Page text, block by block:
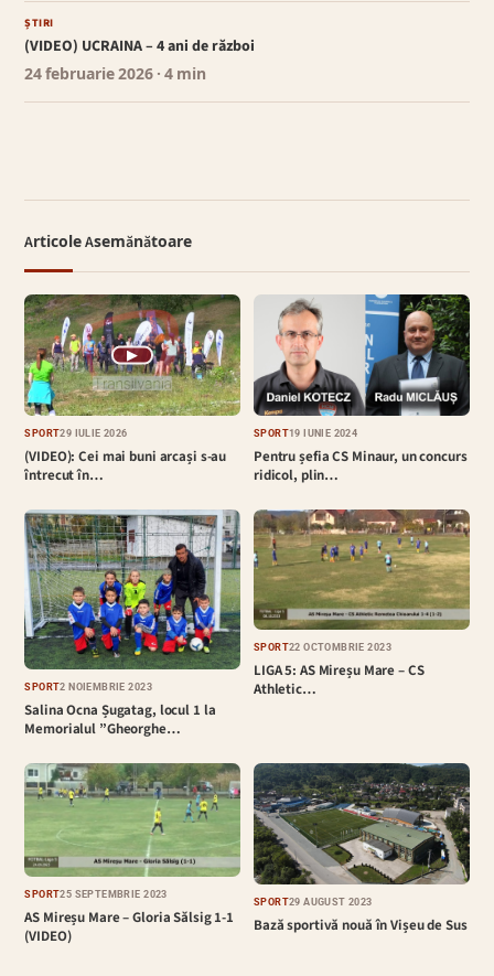
ȘTIRI
(VIDEO) UCRAINA – 4 ani de război
24 februarie 2026 · 4 min
Articole Asemănătoare
▶
SPORT29 IULIE 2026
(VIDEO): Cei mai buni arcași s-au
întrecut în…
SPORT19 IUNIE 2024
Pentru șefia CS Minaur, un concurs
ridicol, plin…
SPORT2 NOIEMBRIE 2023
Salina Ocna Șugatag, locul 1 la
Memorialul ”Gheorghe…
SPORT22 OCTOMBRIE 2023
LIGA 5: AS Mireșu Mare – CS
Athletic…
SPORT25 SEPTEMBRIE 2023
AS Mireșu Mare – Gloria Sălsig 1-1
(VIDEO)
SPORT29 AUGUST 2023
Bază sportivă nouă în Vișeu de Sus